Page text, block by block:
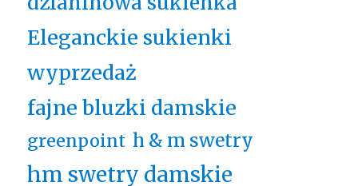
Eleganckie sukienki
wyprzedaż
fajne bluzki damskie
greenpoint h & m swetry
hm swetry damskie